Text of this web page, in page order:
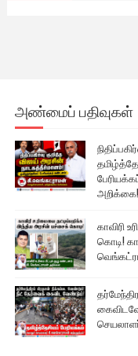
அண்மைப் பதிவுகள்
அறிக்கை!
காவிரி
கொடி!